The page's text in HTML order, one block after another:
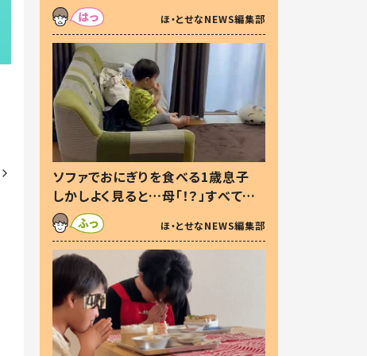
た本音とは
ほ・とせなNEWS編集部
ソファでおにぎりを食べる1歳息子
しかしよく見ると…母「！？」すべてを
察した母の投稿に「可愛いから許
す！」「現行犯〜」
ほ・とせなNEWS編集部